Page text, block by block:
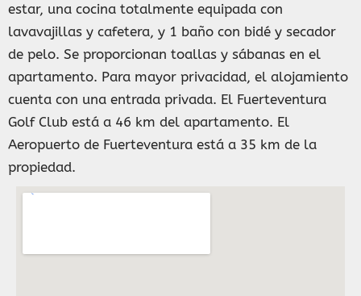
estar, una cocina totalmente equipada con
lavavajillas y cafetera, y 1 baño con bidé y secador
de pelo. Se proporcionan toallas y sábanas en el
apartamento. Para mayor privacidad, el alojamiento
cuenta con una entrada privada. El Fuerteventura
Golf Club está a 46 km del apartamento. El
Aeropuerto de Fuerteventura está a 35 km de la
propiedad.